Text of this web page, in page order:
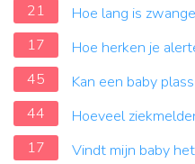
21
Hoe lang is
17
Hoe herken je
45
Kan een baby
44
Hoeveel
17
Vindt mijn baby